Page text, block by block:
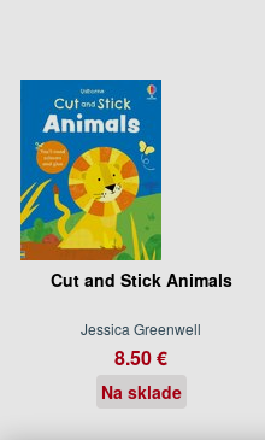
Cut and Stick Animals
Jessica Greenwell
8.50 €
Na sklade